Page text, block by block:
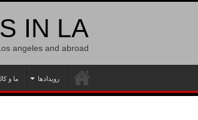
IN LA
angeles and abroad
رویدادها ما و